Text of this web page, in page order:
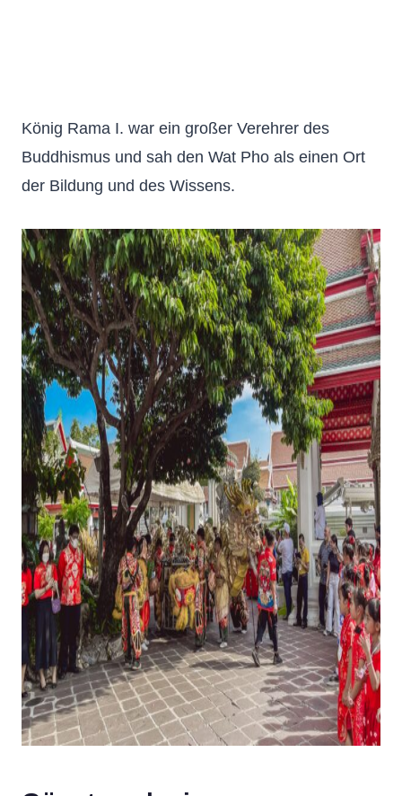
König Rama I. war ein großer Verehrer des
Buddhismus und sah den Wat Pho als einen Ort
der Bildung und des Wissens.